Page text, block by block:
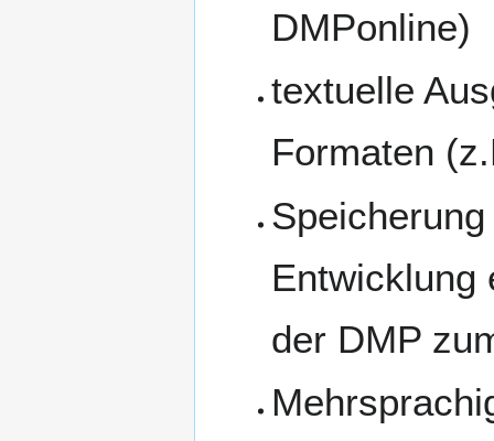
DMPonline)
textuelle
Formaten
Entwicklung
der DMP